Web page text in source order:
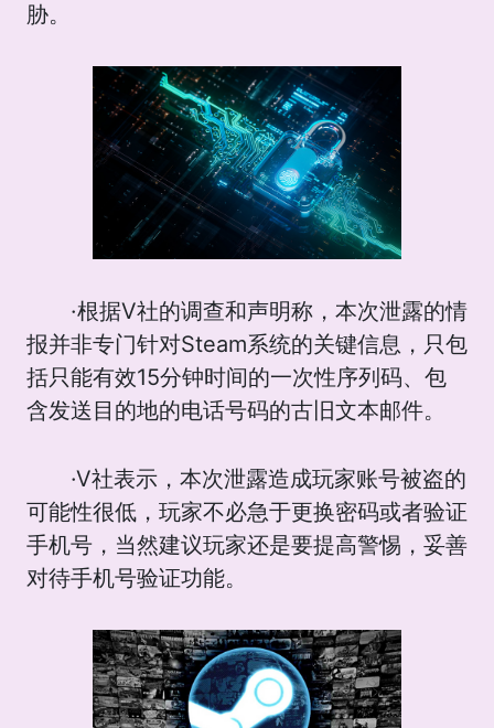
胁。
·根据V社的调查和声明称，本次泄露的情
报并非专门针对Steam系统的关键信息，只包
括只能有效15分钟时间的一次性序列码、包
含发送目的地的电话号码的古旧文本邮件。
·V社表示，本次泄露造成玩家账号被盗的
可能性很低，玩家不必急于更换密码或者验证
手机号，当然建议玩家还是要提高警惕，妥善
对待手机号验证功能。